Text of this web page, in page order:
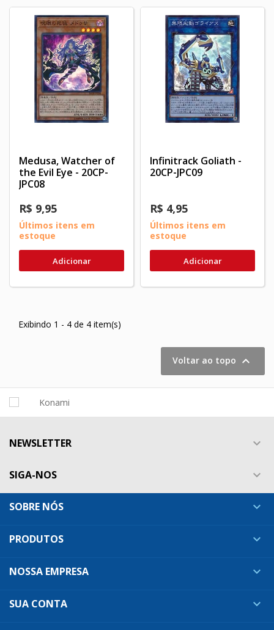
Medusa, Watcher of
the Evil Eye - 20CP-
JPC08
R$ 9,95
Últimos itens em
estoque
Adicionar
Infinitrack Goliath -
20CP-JPC09
R$ 4,95
Últimos itens em
estoque
Adicionar
Exibindo 1 - 4 de 4 item(s)
Voltar ao topo 
NEWSLETTER 
SIGA-NOS 
SOBRE NÓS 
PRODUTOS 
NOSSA EMPRESA 
SUA CONTA 